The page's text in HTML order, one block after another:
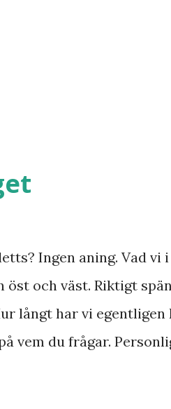
Ingen aning. Vad vi
och väst. Riktigt
långt har vi
vem du frågar.